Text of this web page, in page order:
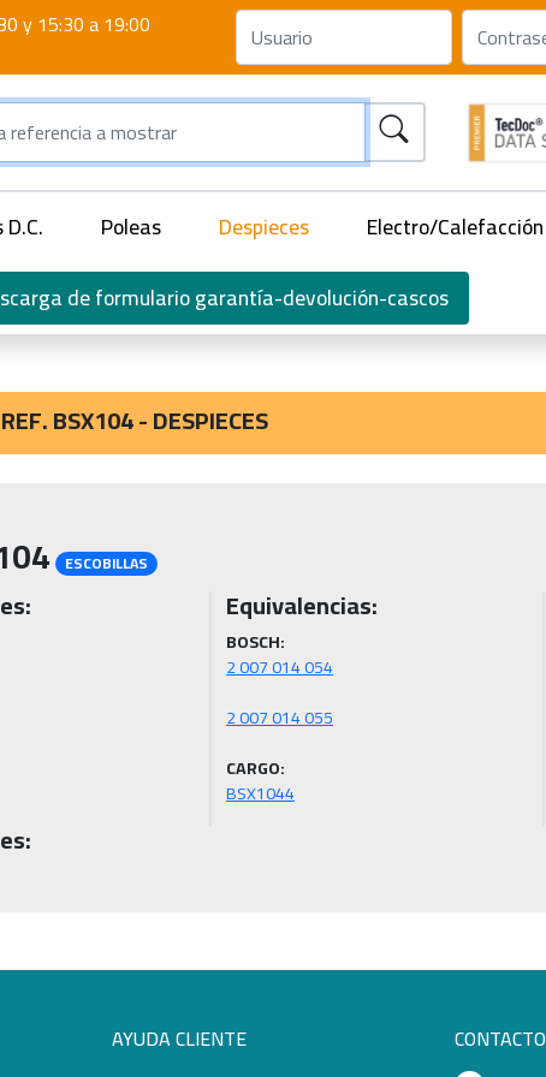
y 15:30 a 19:00
Poleas Despieces Electro/Calefacción
de formulario garantía-devolución-cascos
REF. BSX104 - DESPIECES
ESCOBILLAS
Equivalencias:
BOSCH:
2 007 014 054
2 007 014 055
CARGO:
BSX1044
AYUDA CLIENTE
CONTACTO